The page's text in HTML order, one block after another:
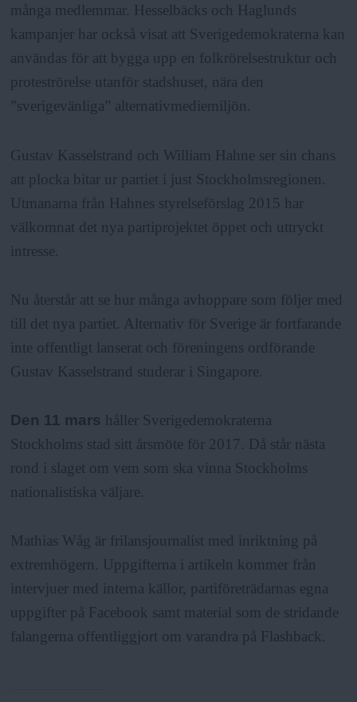
många medlemmar. Hesselbäcks och Haglunds
kampanjer har också visat att Sverigedemokraterna kan
användas för att bygga upp en folkrörelsestruktur och
proteströrelse utanför stadshuset, nära den
”sverigevänliga” alternativmediemiljön.
Gustav Kasselstrand och William Hahne ser sin chans
att plocka bitar ur partiet i just Stockholmsregionen.
Utmanarna från Hahnes styrelseförslag 2015 har
välkomnat det nya partiprojektet öppet och uttryckt
intresse.
Nu återstår att se hur många avhoppare som följer med
till det nya partiet. Alternativ för Sverige är fortfarande
inte offentligt lanserat och föreningens ordförande
Gustav Kasselstrand studerar i Singapore.
Den 11 mars håller Sverigedemokraterna
Stockholms stad sitt årsmöte för 2017. Då står nästa
rond i slaget om vem som ska vinna Stockholms
nationalistiska väljare.
Mathias Wåg är frilansjournalist med inriktning på
extremhögern. Uppgifterna i artikeln kommer från
intervjuer med interna källor, partiföreträdarnas egna
uppgifter på Facebook samt material som de stridande
falangerna offentliggjort om varandra på Flashback.